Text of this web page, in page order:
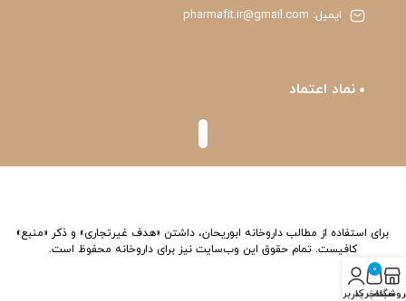
ایمیل: pharmafit.ir@gmail.com
نماد اعتماد
برای استفاده از مطالب داروخانه ابوریحان، داشتن «هدف غیرتجاری» و ذکر «منبع»
کافیست. تمام حقوق اين وب‌سايت نیز برای داروخانه محفوظ است.
0
سبد خرید
حساب کاربری من